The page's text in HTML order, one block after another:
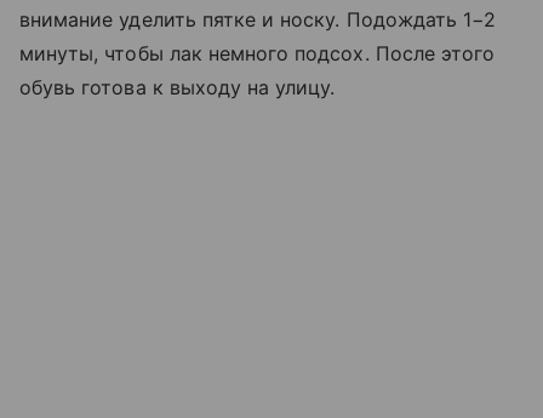
внимание уделить пятке и носку. Подождать 1−2
минуты, чтобы лак немного подсох. После этого
обувь готова к выходу на улицу.